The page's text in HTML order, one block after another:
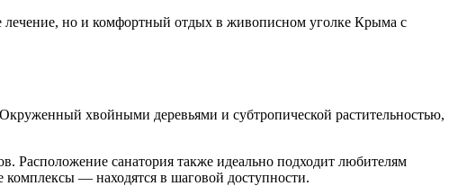
лечение, но и комфортный отдых в живописном уголке Крыма с
хвойными деревьями и субтропической растительностью,
Расположение санатория также идеально подходит любителям
— находятся в шаговой доступности.